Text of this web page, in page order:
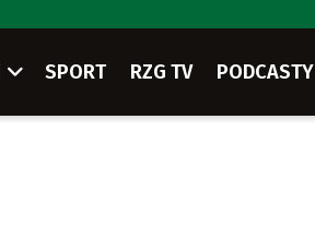
SPORT RZG TV PODCASTY